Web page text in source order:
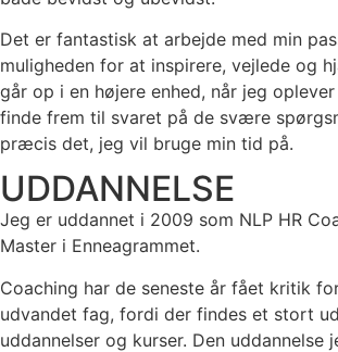
Det er fantastisk at arbejde med min
muligheden for at inspirere, vejlede og
går op i en højere enhed, når jeg
finde frem til svaret på de svære
præcis det, jeg vil bruge min tid på.
UDDANNELSE
Jeg er uddannet i 2009 som NLP HR
Master i Enneagrammet.
Coaching har de seneste år fået kritik
udvandet fag, fordi der findes et stort
uddannelser og kurser. Den uddannelse